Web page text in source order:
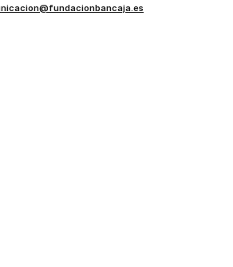
nicacion@fundacionbancaja.es